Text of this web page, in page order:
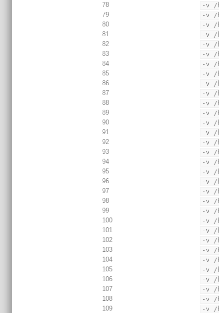
78
-v /
79
-v /
80
-v /
81
-v /
82
-v /
83
-v /
84
-v /
85
-v /
86
-v /
87
-v /
88
-v /
89
-v /
90
-v /
91
-v /
92
-v /
93
-v /
94
-v /
95
-v /
96
-v /
97
-v /
98
-v /
99
-v /
100
-v /
101
-v /
102
-v /
103
-v /
104
-v /
105
-v /
106
-v /
107
-v /
108
-v /
109
-v /